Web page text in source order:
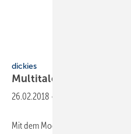
dickies
Multitalent für jede
26.02.2018 -
Mit dem Modell Loudon hat der